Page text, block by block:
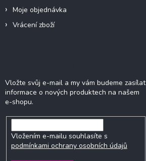
Moje objednávka
Vrácení zboží
Vložte svůj e-mail a my vám budeme zasílat
informace o nových produktech na našem
e-shopu.
Vložením e-mailu souhlasíte s
podmínkami ochrany osobních údajů